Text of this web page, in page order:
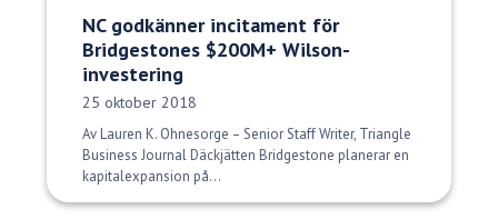
NC godkänner incitament för
Bridgestones $200M+ Wilson-
investering
Publiceringsdatum:
25 oktober 2018
Av Lauren K. Ohnesorge – Senior Staff Writer, Triangle
Business Journal Däckjätten Bridgestone planerar en
kapitalexpansion på...